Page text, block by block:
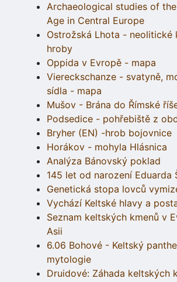
Archaeological studies of
Age in Central Europe
Ostrožská Lhota - neolitické
hroby
Oppida v Evropě - mapa
Viereckschanze - svatyně,
sídla - mapa
Mušov - Brána do Římské
Podsedice - pohřebiště z
Bryher (EN) -hrob bojovnice
Horákov - mohyla Hlásnica
Analýza Bánovský poklad
145 let od narození Eduarda
Genetická stopa lovců
Vychází Keltské hlavy a
Seznam keltských kmenů v
Asii
6.06 Bohové - Keltský
mytologie
Druidové: Záhada keltských